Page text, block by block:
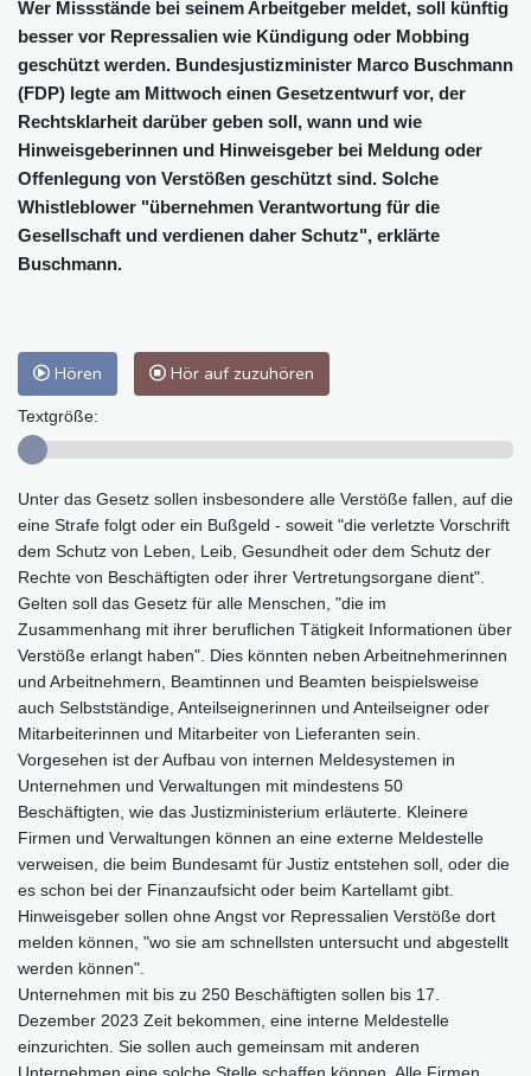
Wer Missstände bei seinem Arbeitgeber meldet, soll künftig
besser vor Repressalien wie Kündigung oder Mobbing
geschützt werden. Bundesjustizminister Marco Buschmann
(FDP) legte am Mittwoch einen Gesetzentwurf vor, der
Rechtsklarheit darüber geben soll, wann und wie
Hinweisgeberinnen und Hinweisgeber bei Meldung oder
Offenlegung von Verstößen geschützt sind. Solche
Whistleblower "übernehmen Verantwortung für die
Gesellschaft und verdienen daher Schutz", erklärte
Buschmann.
Hören Hör auf zuzuhören
Textgröße:
Unter das Gesetz sollen insbesondere alle Verstöße fallen, auf die
eine Strafe folgt oder ein Bußgeld - soweit "die verletzte Vorschrift
dem Schutz von Leben, Leib, Gesundheit oder dem Schutz der
Rechte von Beschäftigten oder ihrer Vertretungsorgane dient".
Gelten soll das Gesetz für alle Menschen, "die im
Zusammenhang mit ihrer beruflichen Tätigkeit Informationen über
Verstöße erlangt haben". Dies könnten neben Arbeitnehmerinnen
und Arbeitnehmern, Beamtinnen und Beamten beispielsweise
auch Selbstständige, Anteilseignerinnen und Anteilseigner oder
Mitarbeiterinnen und Mitarbeiter von Lieferanten sein.
Vorgesehen ist der Aufbau von internen Meldesystemen in
Unternehmen und Verwaltungen mit mindestens 50
Beschäftigten, wie das Justizministerium erläuterte. Kleinere
Firmen und Verwaltungen können an eine externe Meldestelle
verweisen, die beim Bundesamt für Justiz entstehen soll, oder die
es schon bei der Finanzaufsicht oder beim Kartellamt gibt.
Hinweisgeber sollen ohne Angst vor Repressalien Verstöße dort
melden können, "wo sie am schnellsten untersucht und abgestellt
werden können".
Unternehmen mit bis zu 250 Beschäftigten sollen bis 17.
Dezember 2023 Zeit bekommen, eine interne Meldestelle
einzurichten. Sie sollen auch gemeinsam mit anderen